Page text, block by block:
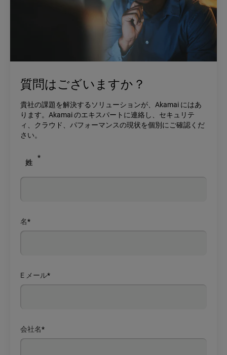
質問はございますか？
貴社の課題を解決するソリューションが、Akamai にはあ
ります。Akamai のエキスパートに連絡し、セキュリテ
ィ、クラウド、パフォーマンスの現状を個別にご確認くだ
さい。
*
姓
*
名
*
E メール
*
会社名